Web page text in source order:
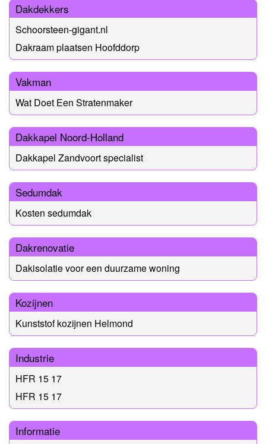
Dakdekkers
Schoorsteen-gigant.nl
Dakraam plaatsen Hoofddorp
Vakman
Wat Doet Een Stratenmaker
Dakkapel Noord-Holland
Dakkapel Zandvoort specialist
Sedumdak
Kosten sedumdak
Dakrenovatie
Dakisolatie voor een duurzame woning
Kozijnen
Kunststof kozijnen Helmond
Industrie
HFR 15 17
HFR 15 17
Informatie